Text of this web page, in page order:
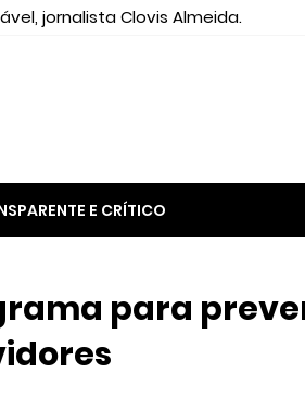
jornalista Clovis Almeida.
E CRÍTICO
para